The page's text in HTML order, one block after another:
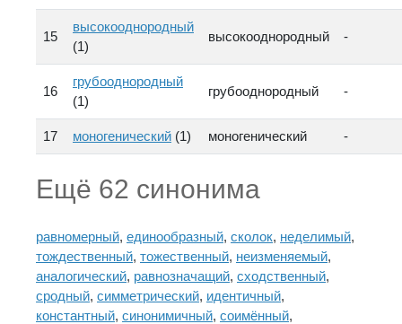
15
высокооднородный
(1)
высокооднородный -
16
грубооднородный
(1)
грубооднородный -
17 моногенический (1) моногенический -
Ещё 62 синонима
равномерный, единообразный, сколок, неделимый,
тождественный, тожественный, неизменяемый,
аналогический, равнозначащий, сходственный,
сродный, симметрический, идентичный,
константный, синонимичный, соимённый,